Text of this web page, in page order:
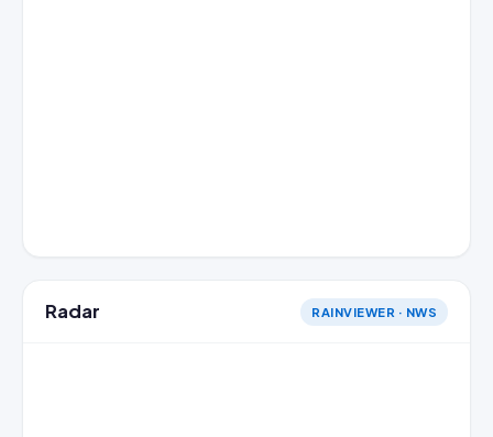
Radar RAINVIEWER · NWS